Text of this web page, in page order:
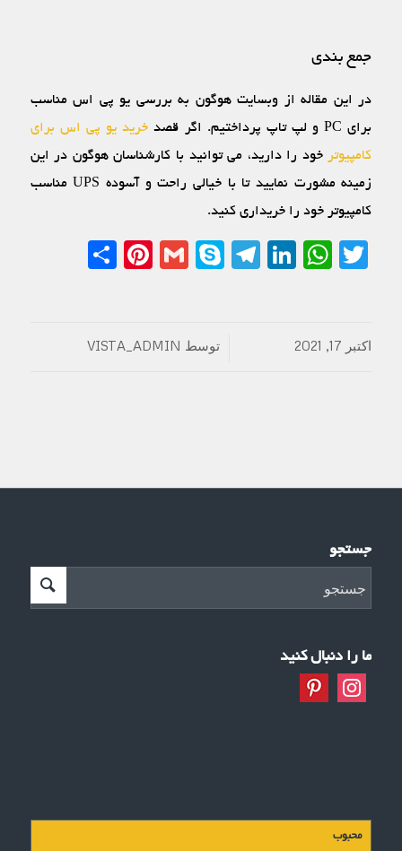
جمع بندی
در این مقاله از وبسایت هوگون به بررسی یو پی اس مناسب
برای PC و لپ تاپ پرداختیم. اگر قصد
خرید یو پی اس برای
کامپیوتر خود را دارید، می توانید با کارشناسان هوگون در این
زمینه مشورت نمایید تا با خیالی راحت و آسوده UPS مناسب
کامپیوتر خود را خریداری کنید.
Twitter
WhatsApp
LinkedIn
Telegram
Skype
Gmail
Pinterest
اکتبر 17, 2021 توسط VISTA_ADMIN
جستجو
ما را دنبال کنید
محبوب